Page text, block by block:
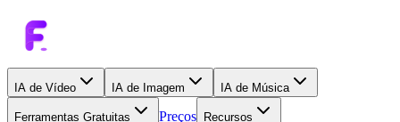
IA de Vídeo IA de Imagem IA de Música
Ferramentas Gratuitas Preços Recursos